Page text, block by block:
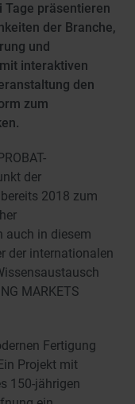
Tage präsentieren
der Branche,
und
interaktiven
den
zum
der
2018 zum
auch in diesem
der internationalen
MARKETS
Fertigung
Projekt mit
150-jährigen